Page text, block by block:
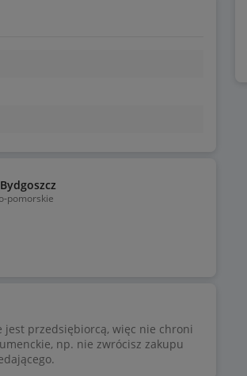
pomorskie
jest przedsiębiorcą, więc nie chroni
np. nie zwrócisz zakupu